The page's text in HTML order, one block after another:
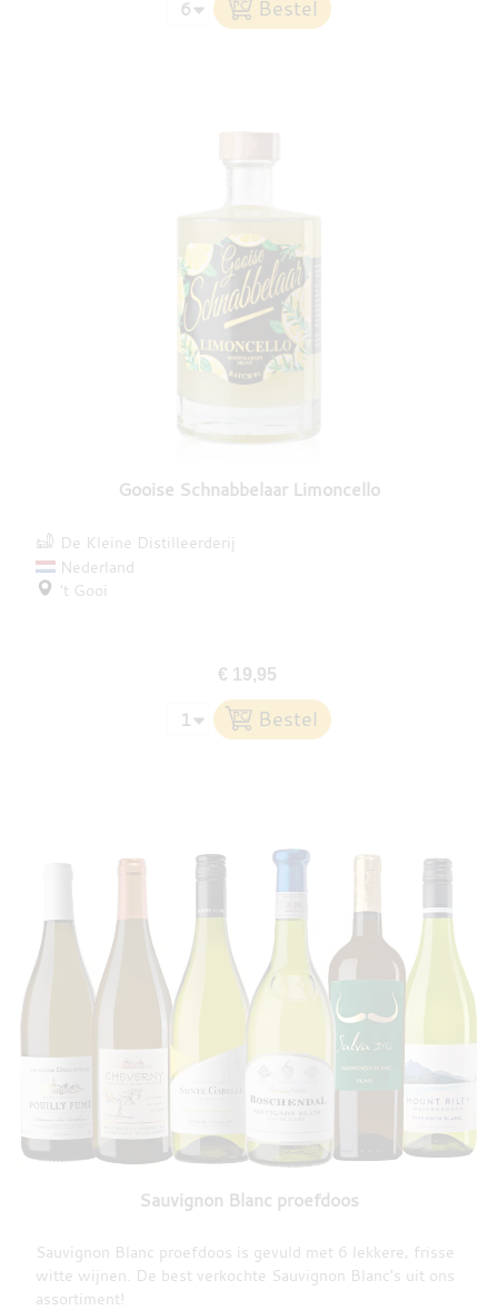
Gooise Schnabbelaar Limoncello
De Kleine Distilleerderij
Nederland
't Gooi
€ 19,95
Sauvignon Blanc proefdoos
Sauvignon Blanc proefdoos is gevuld met 6 lekkere, frisse
witte wijnen. De best verkochte Sauvignon Blanc's uit ons
assortiment!